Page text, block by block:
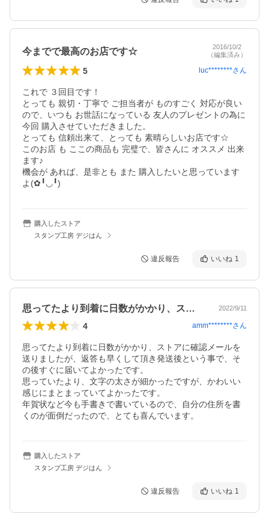
今までで最高のお店です☆
2016/10/2
（編集済み）
5 luc********さん
これで ３回目です！
とっても 親切・丁寧で ご担当者が ものすごく 対応が良い
ので、いつも お世話になっている 友人のプレゼントの為に
今回 購入させていただきました。
とっても 信頼出来て、とっても 素晴らしいお店です☆
このお店 も ここの商品も 完璧で、皆さんに オススメ 出来
ます♪
機会が あれば、是非とも また 購入したいと思っています
よ(✿︎╹︎◡︎╹︎)
購入したストア
スタンプ工房 デジはん
違反報告 いいね 1
思ってたより到着に日数がかかり、ストア… 2022/9/11
4 amm********さん
思ってたより到着に日数がかかり、ストアに確認メールを
送りましたが、返答も早くして頂き発送後という事で、そ
の後すぐに届いてよかったです。
思っていたより、文字の太さが細かったですが、かわいい
感じにまとまっていてよかったです。
年賀状など今も手書きで書いているので、自分の住所を書
購入したストア
スタンプ工房 デジはん
違反報告 いいね 1